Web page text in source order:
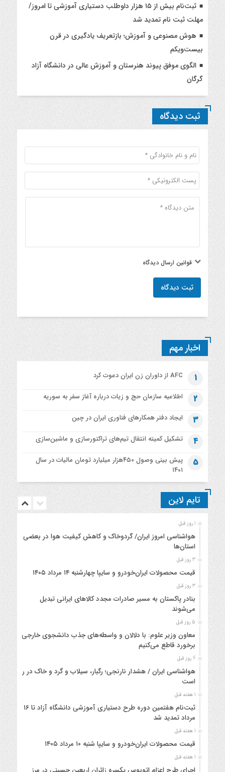
ثبت‌نام بیش از ۱۵ هزار داوطلب دستیاری آموزشی تا امروز/
مهلت ثبت نام تمدید شد
هوش مصنوعی و آموزش؛ بازتعریف یادگیری در قرن
بیست‌ویکم
الگوی موفق پیوند هنرستان و آموزش عالی در دانشگاه آزاد
گرگان
ثبت دیدگاه
قوانین ارسال دیدگاه
ثبت دیدگاه
اخبار مهم
1 AFC از داوران زن ایران دعوت کرد
2 اطلاعیه‌ سازمان حج و زیات درباره آغاز سفر به سوریه
3 ایجاد دفتر همکارهای فناوری ایران در چین
4 تشکیل کمیته انتقال تیم‌های تراکتورسازی و ماشین‌سازی
5
پیش بینی وصول ۴۵۰هزار میلیارد تومان مالیات در سال
۱۴۰۱
تایم لاین
1 روز قبل
هواشناسی امروز ایران/ گردوخاک و کاهش کیفیت هوا در بعضی
استان‌ها
3 روز قبل
قیمت محصولات ایران‌خودرو و سایپا چهارشنبه ۱۴ مرداد ۱۴۰۵
3 روز قبل
بنادر پاکستان به مسیر صادرات مجدد کالاهای ایرانی تبدیل
می‌شوند
5 روز قبل
معاون وزیر علوم: با دلالان و واسطه‌های جذب دانشجوی خارجی
برخورد قاطع می‌کنیم
6 روز قبل
هواشناسی ایران / هشدار نارنجی؛ رگبار، سیلاب و گرد و خاک در راه
است
1 هفته قبل
ثبت‌نام هفتمین دوره طرح دستیاری آموزشی دانشگاه آزاد تا ۱۶
مرداد تمدید شد
1 هفته قبل
قیمت محصولات ایران‌خودرو و سایپا شنبه ۱۰ مرداد ۱۴۰۵
1 هفته قبل